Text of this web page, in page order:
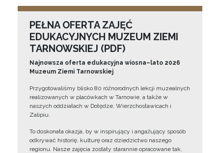
PEŁNA OFERTA ZAJĘĆ
EDUKACYJNYCH MUZEUM ZIEMI
TARNOWSKIEJ (PDF)
Najnowsza oferta edukacyjna wiosna–lato 2026
Muzeum Ziemi Tarnowskiej
Przygotowaliśmy blisko 80 różnorodnych lekcji muzealnych
realizowanych w placówkach w Tarnowie, a także w
naszych oddziałach w Dołędze, Wierzchosławicach i
Zalipiu.
To doskonała okazja, by w inspirujący i angażujący sposób
odkrywać historię, kulturę oraz dziedzictwo naszego
regionu. Nasze zajęcia zostały starannie opracowane tak,